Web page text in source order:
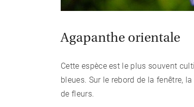
Agapanthe orientale
Cette espèce est le plus souvent
bleues. Sur le rebord de la fenêtre,
de fleurs.